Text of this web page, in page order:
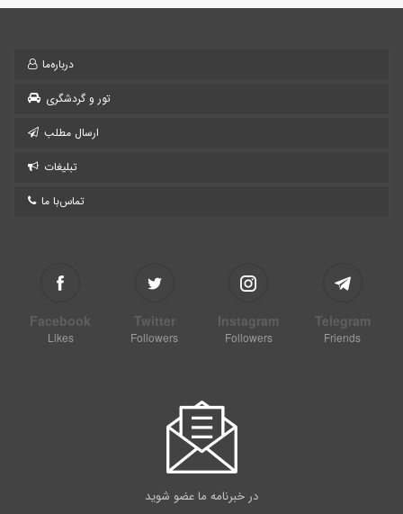
درباره‌ما
تور و گردشگری
ارسال مطلب
تبلیغات
تماس‌با ما
Facebook
Likes
Twitter
Followers
Instagram
Followers
Telegram
Friends
در خبرنامه ما عضو شوید